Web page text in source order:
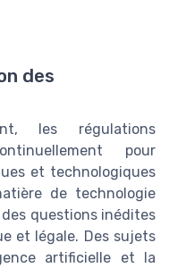
des
les régulations
pour
et technologiques
de technologie
questions inédites
et légale. Des sujets
artificielle et la